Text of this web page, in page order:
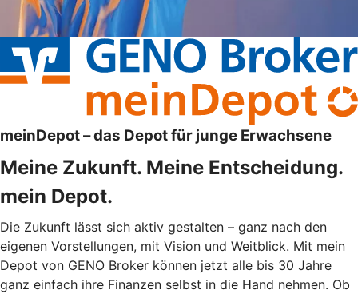
meinDepot – das Depot für junge Erwachsene
Meine Zukunft. Meine Entscheidung.
mein Depot.
Die Zukunft lässt sich aktiv gestalten – ganz nach den
eigenen Vorstellungen, mit Vision und Weitblick. Mit mein
Depot von GENO Broker können jetzt alle bis 30 Jahre
ganz einfach ihre Finanzen selbst in die Hand nehmen. Ob